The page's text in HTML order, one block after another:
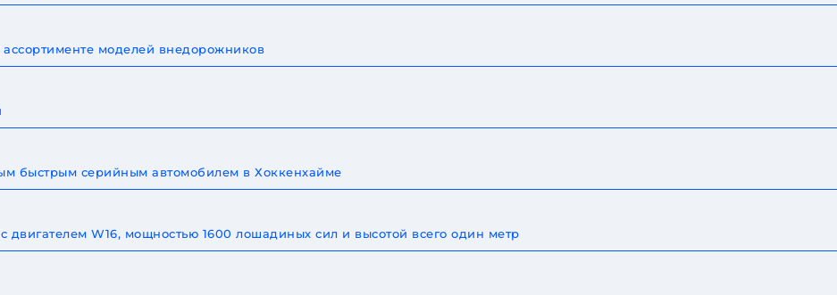
моделей внедорожников
быстрым серийным автомобилем в Хоккенхайме
W16, мощностью 1600 лошадиных сил и высотой всего один метр